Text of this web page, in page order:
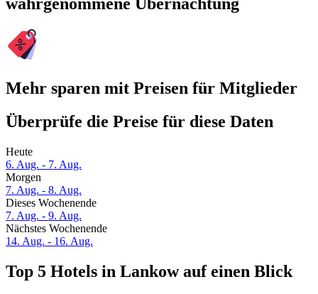
wahrgenommene Übernachtung
Mehr sparen mit Preisen für Mitglieder
Überprüfe die Preise für diese Daten
Heute
6. Aug. - 7. Aug.
Morgen
7. Aug. - 8. Aug.
Dieses Wochenende
7. Aug. - 9. Aug.
Nächstes Wochenende
14. Aug. - 16. Aug.
Top 5 Hotels in Lankow auf einen Blick